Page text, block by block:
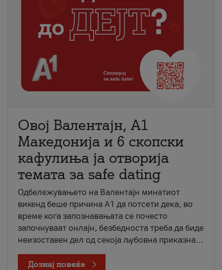
Овој Валентајн, A1
Македонија и 6 скопски
кафулиња ја отворија
темата за safe dating
Одбележувањето на Валентајн минатиот
викенд беше причина А1 да потсети дека, во
време кога запознавањата се почесто
започнуваат онлајн, безбедноста треба да биде
неизоставен дел од секоја љубовна приказна...
Дознај повеќе